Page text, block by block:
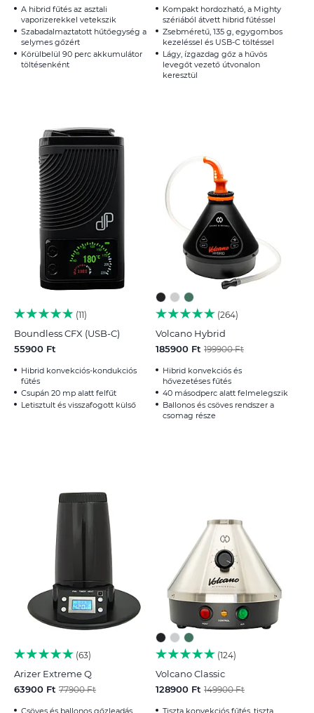
A hibrid fűtés az asztali
vaporizerekkel vetekszik
Szabadalmaztatott hűtőegység a
selymes gőzért
Körülbelül 90 perc akkumulátor
töltésenként
Kompakt hordozható, a Mighty
szériából átvett hibrid fűtéssel
Zsebméretű, 135 g, egygombos
kezeléssel és USB-C töltéssel
Lágy, ízgazdag gőz a hűvös
levegőt vezető útvonalon
keresztül
11
Boundless CFX (USB-C)
55900 Ft
Hibrid konvekciós-kondukciós
fűtés
Csupán 20 mp alatt felfűt
Letisztult és visszafogott külső
264
Volcano Hybrid
185900 Ft 199900 Ft
Hibrid konvekciós és
hővezetéses fűtés
40 másodperc alatt felmelegszik
Ballonos és csöves rendszer a
csomag része
63
Arizer Extreme Q
63900 Ft 77900 Ft
Csöves és ballonos gőzleadás
124
Volcano Classic
128900 Ft 149900 Ft
Tiszta konvekciós fűtés, tiszta